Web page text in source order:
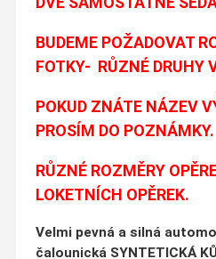
BUDEME POŽADOVAT
FOTKY- RŮZNÉ DRUHY
POKUD ZNÁTE NÁZEV
PROSÍM DO POZNÁMKY.
RŮZNÉ ROZMĚRY
LOKETNÍCH OPĚREK.
Velmi pevná a silná
čalounická SYNTETICKÁ